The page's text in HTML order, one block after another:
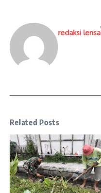
redaksi lensa
Related Posts